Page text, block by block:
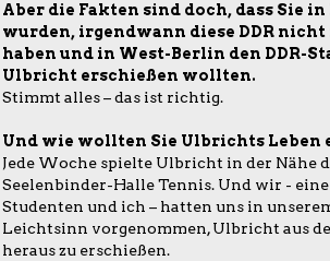
Aber die Fakten sind doch, dass Sie in
wurden, irgendwann diese DDR
haben und in West-Berlin den DDR-
Ulbricht erschießen wollten.
Stimmt alles – das ist richtig.
Und wie wollten Sie Ulbrichts Leben
Jede Woche spielte Ulbricht in der Nähe
Seelenbinder-Halle Tennis. Und wir -
Studenten und ich – hatten uns in
Leichtsinn vorgenommen, Ulbricht aus
heraus zu erschießen.